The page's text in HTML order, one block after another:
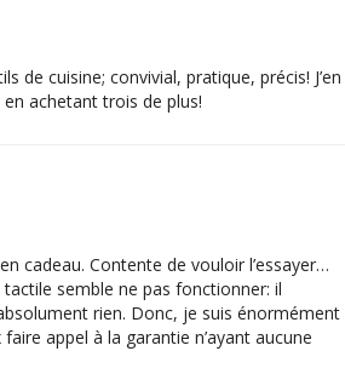
de cuisine; convivial, pratique, précis! J’en
achetant trois de plus!
cadeau. Contente de vouloir l’essayer…
tactile semble ne pas fonctionner: il
rien. Donc, je suis énormément
appel à la garantie n’ayant aucune